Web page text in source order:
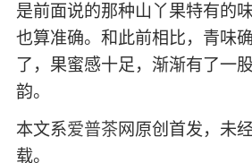
是前面说的那种山丫果特有的
也算准确。和此前相比，青味
了，果蜜感十足，渐渐有了一
韵。
本文系爱普茶网原创首发，未
载。